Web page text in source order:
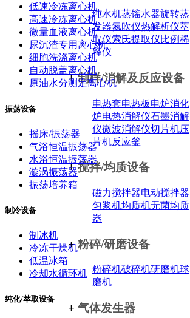
纯水机蒸馏水器旋转蒸
发器氮吹仪热解析仪萃
取仪索氏提取仪比例稀
释仪
+制样/消解及反应设备
电热套电热板电炉消化
炉电热消解仪石墨消解
仪微波消解仪切片机压
片机反应釜
+搅拌/均质设备
磁力搅拌器电动搅拌器
匀浆机均质机无菌均质
器
+粉碎/研磨设备
粉碎机破碎机研磨机球
磨机
+ 气体发生器
低速冷冻离心机
高速冷冻离心机
微量血液离心机
尿沉渣专用离心机
细胞洗涤离心机
自动脱盖离心机
原油水分测定离心机
振荡设备
摇床/振荡器
气浴恒温振荡器
水浴恒温振荡器
漩涡振荡器
振荡培养箱
制冷设备
制冰机
冷冻干燥机
低温冰箱
冷却水循环机
纯化/萃取设备